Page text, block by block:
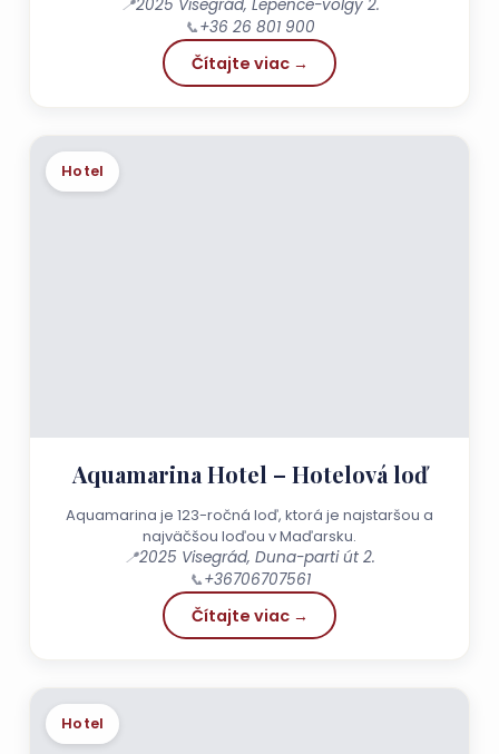
📍2025 Visegrád, Lepence-völgy 2.
📞+36 26 801 900
Čítajte viac →
Hotel
Aquamarina Hotel – Hotelová loď
Aquamarina je 123-ročná loď, ktorá je najstaršou a
najväčšou loďou v Maďarsku.
📍2025 Visegrád, Duna-parti út 2.
📞+36706707561
Čítajte viac →
Hotel